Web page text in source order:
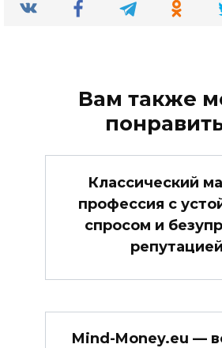
Вам также
Классический
профессия с
спросом и
репутацией
Mind-Money.eu —